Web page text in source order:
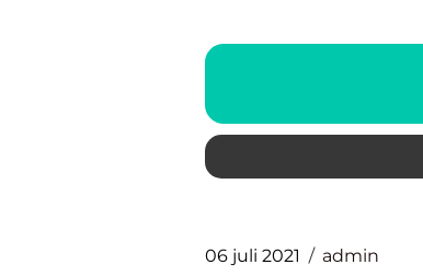
06 juli 2021 admin